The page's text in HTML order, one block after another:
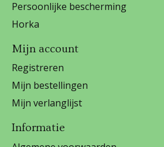
Persoonlijke bescherming
Horka
Mijn account
Registreren
Mijn bestellingen
Mijn verlanglijst
Informatie